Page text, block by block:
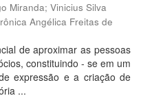
Miranda; Vinicius Silva
Angélica Freitas de
de aproximar as pessoas
constituindo - se em um
expressão e a criação de
...